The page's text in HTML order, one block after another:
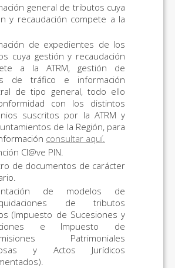
general de tributos cuya
y recaudación compete a la
de expedientes de los
cuya gestión y recaudación
a la ATRM, gestión de
de tráfico e información
de tipo general, todo ello
con los distintos
suscritos por la ATRM y
de la Región, para
consultar aquí.
Cl@ve PIN.
de documentos de carácter
de modelos de
de tributos
(Impuesto de Sucesiones y
e Impuesto de
Patrimoniales
y Actos Jurídicos